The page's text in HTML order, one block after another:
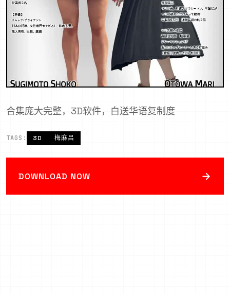
合集庞大完整，3D软件，白送华语复制度
TAGS: 3D 梅麻吕
DOWNLOAD NOW →